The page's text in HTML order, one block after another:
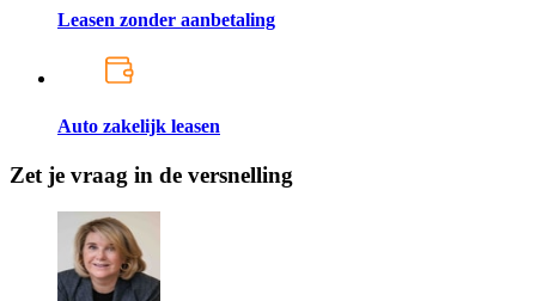
Leasen zonder aanbetaling
Auto zakelijk leasen
Zet je vraag in de versnelling